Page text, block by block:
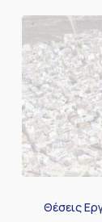
ΚΑΤΑΤΑΞΗΣ
Θέσεις